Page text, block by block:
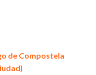
de Compostela